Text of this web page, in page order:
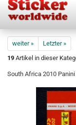
weiter »
Letzter »
19 Artikel in dieser
South Africa 2010